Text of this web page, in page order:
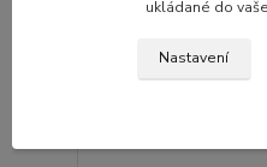
ukládané do
Nastavení